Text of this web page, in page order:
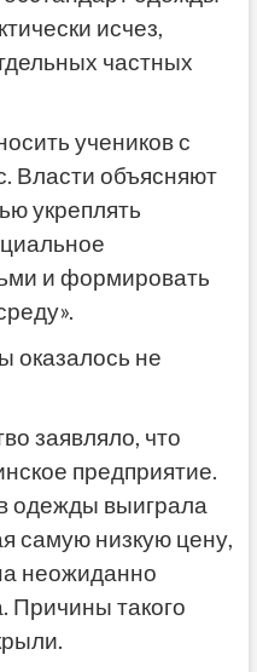
исчез,
частных
учеников с
Власти объясняют
укреплять
и формировать
оказалось не
заявляло, что
предприятие.
одежды выиграла
самую низкую цену,
неожиданно
Причины такого